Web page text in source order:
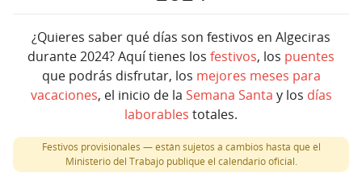
¿Quieres saber qué días son festivos en Algeciras
durante 2024? Aquí tienes los festivos, los puentes
que podrás disfrutar, los mejores meses para
vacaciones, el inicio de la Semana Santa y los días
laborables totales.
Festivos provisionales — están sujetos a cambios hasta que el
Ministerio del Trabajo publique el calendario oficial.